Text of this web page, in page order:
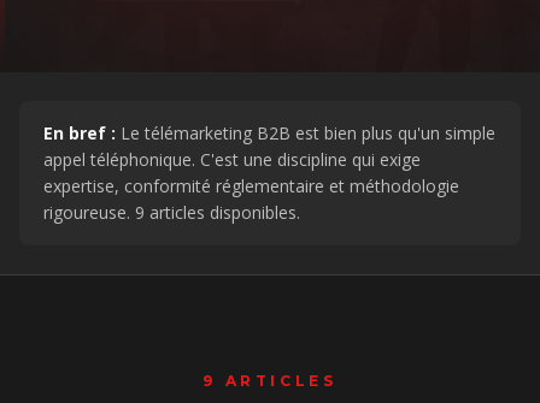
En bref : Le télémarketing B2B est bien plus qu'un simple
appel téléphonique. C'est une discipline qui exige
expertise, conformité réglementaire et méthodologie
rigoureuse. 9 articles disponibles.
9 ARTICLES